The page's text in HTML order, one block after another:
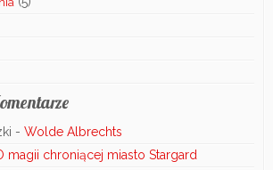
- Wolde Albrechts
magii chroniącej miasto Stargard